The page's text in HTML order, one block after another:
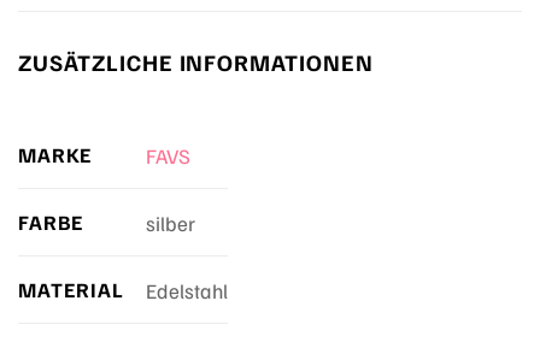
ZUSÄTZLICHE INFORMATIONEN
MARKE FAVS
FARBE silber
MATERIAL Edelstahl